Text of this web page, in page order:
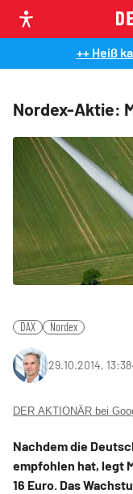
++ Heiß
Nordex-Aktie:
DAX Nordex
29.10.2014, 13:38‧
DER AKTIONÄR bei
Nachdem die
empfohlen hat, legt
16 Euro. Das